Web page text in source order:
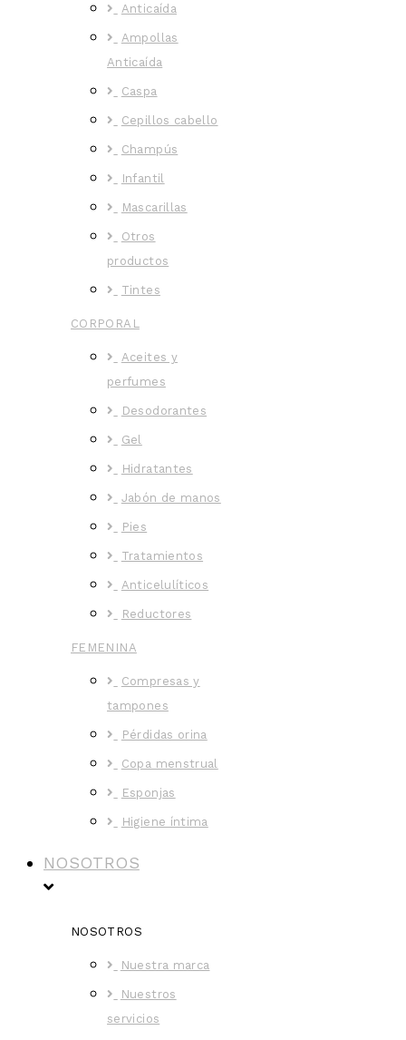
Anticaída
Ampollas
Anticaída
Caspa
Cepillos cabello
Champús
Infantil
Mascarillas
Otros
productos
Tintes
CORPORAL
Aceites y
perfumes
Desodorantes
Gel
Hidratantes
Jabón de manos
Pies
Tratamientos
Anticelulíticos
Reductores
FEMENINA
Compresas y
tampones
Pérdidas orina
Copa menstrual
Esponjas
Higiene íntima
NOSOTROS
NOSOTROS
Nuestra marca
Nuestros
servicios